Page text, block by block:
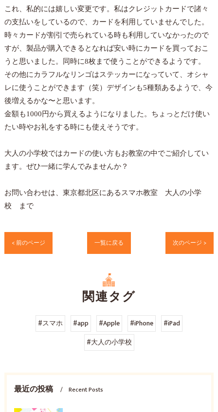
これ、私的には嬉しい変更です。私はクレジットカードで諸々
の支払いをしているので、カードを利用していませんでした。
時々カードが割引で売られている時も利用していなかったので
すが、製品が購入できるとなれば安い時にカードを買っておこ
うと思いました。同時に8枚まで使うことができるようです。
その他にカラフルなリンゴはステッカーになっていて、オシャ
レに使うことができます（笑）デザインも5種類あるようで、今
後増えるかな〜と思います。
金額も1000円から買えるようになりました。ちょっとだけ使い
たい時やお礼をする時にも使えそうです。
大人の小学校ではカードの使い方もお教室の中でご紹介してい
ます。ぜひ一緒に学んでみませんか？
お問い合わせは、東京都北区にあるスマホ教室 大人の小学
校 まで
< 前のページ 一覧に戻る 次のページ >
関連タグ
#スマホ #app #Apple #iPhone
#iPad
#大人の小学校
最近の投稿 Recent Posts